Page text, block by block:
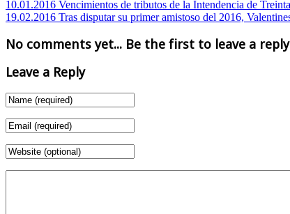
10.01.2016 Vencimientos de tributos de la Intendencia de
19.02.2016 Tras disputar su primer amistoso del 2016,
No comments yet... Be the first to leave a
Leave a Reply